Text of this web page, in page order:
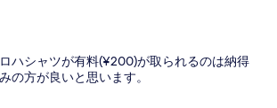
ハシャツが有料(¥200)が取られるのは納得
の方が良いと思います。